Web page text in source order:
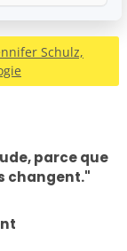
Schulz,
parce que
changent."